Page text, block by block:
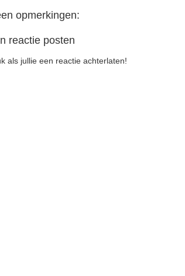
opmerkingen:
reactie posten
als jullie een reactie achterlaten!